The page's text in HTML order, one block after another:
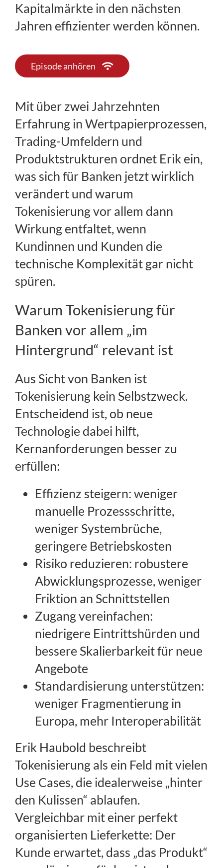
Kapitalmärkte in den nächsten
Jahren effizienter werden können.
Episode anhören
Mit über zwei Jahrzehnten
Erfahrung in Wertpapierprozessen,
Trading-Umfeldern und
Produktstrukturen ordnet Erik ein,
was sich für Banken jetzt wirklich
verändert und warum
Tokenisierung vor allem dann
Wirkung entfaltet, wenn
Kundinnen und Kunden die
technische Komplexität gar nicht
spüren.
Warum Tokenisierung für
Banken vor allem „im
Hintergrund“ relevant ist
Aus Sicht von Banken ist
Tokenisierung kein Selbstzweck.
Entscheidend ist, ob neue
Technologie dabei hilft,
Kernanforderungen besser zu
erfüllen:
Effizienz steigern: weniger
manuelle Prozessschritte,
weniger Systembrüche,
geringere Betriebskosten
Risiko reduzieren: robustere
Abwicklungsprozesse, weniger
Friktion an Schnittstellen
Zugang vereinfachen:
niedrigere Eintrittshürden und
bessere Skalierbarkeit für neue
Angebote
Standardisierung unterstützen:
weniger Fragmentierung in
Europa, mehr Interoperabilität
Erik Haubold beschreibt
Tokenisierung als ein Feld mit vielen
Use Cases, die idealerweise „hinter
den Kulissen“ ablaufen.
Vergleichbar mit einer perfekt
organisierten Lieferkette: Der
Kunde erwartet, dass „das Produkt“